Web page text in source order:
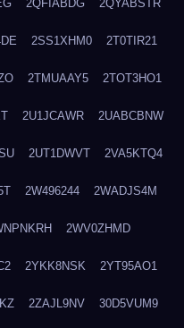
2QFIABDG 2QYABSTR
2SS1XHM0 2T0TIR21
2TMUAAY5 2TOT3HO1
2U1JCAWR 2UABCBNW
2UT1DWVT 2VA5KTQ4
2W496244 2WADJS4M
2WV0ZHMD
2YKK8NSK 2YT95AO1
2ZAJL9NV 30D5VUM9